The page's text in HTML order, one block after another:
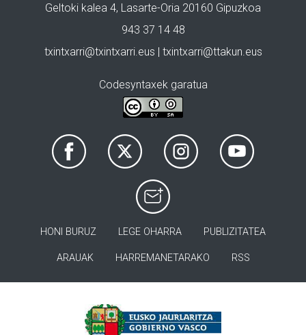
Geltoki kalea 4, Lasarte-Oria 20160 Gipuzkoa
943 37 14 48
txintxarri@txintxarri.eus | txintxarri@ttakun.eus
Codesyntaxek garatua
HONI BURUZ LEGE OHARRA PUBLIZITATEA
ARAUAK HARREMANETARAKO RSS